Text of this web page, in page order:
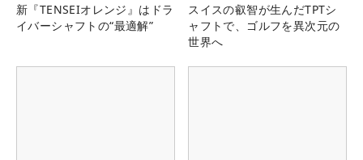
新『TENSEIオレンジ』はドラ
イバーシャフトの“最適解”
スイスの叡智が生んだTPTシ
ャフトで、ゴルフを異次元の
世界へ